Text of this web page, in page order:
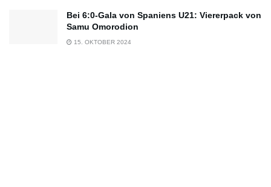
Bei 6:0-Gala von Spaniens U21: Viererpack von
Samu Omorodion
15. OKTOBER 2024